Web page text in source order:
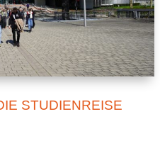
STUDIENREISE